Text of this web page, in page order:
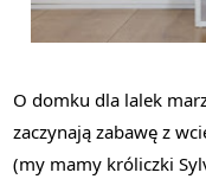
O domku dla lalek
zaczynają zabawę z
(my mamy króliczki